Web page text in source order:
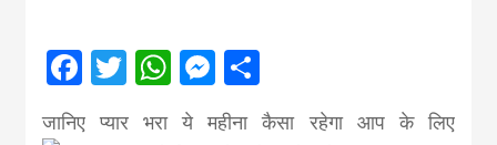
Facebook
Twitter
WhatsApp
Messenger
जानिए प्यार भरा ये महीना कैसा रहेगा आप के लिए